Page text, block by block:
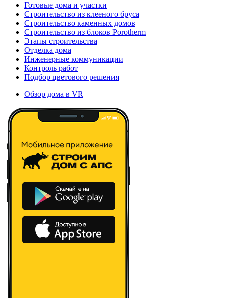
Готовые дома и участки
Строительство из клееного бруса
Строительство каменных домов
Строительство из блоков Porotherm
Этапы строительства
Отделка дома
Инженерные коммуникации
Контроль работ
Подбор цветового решения
Обзор дома в VR